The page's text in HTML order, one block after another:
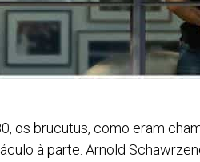
os brucutus, como eram
à parte. Arnold